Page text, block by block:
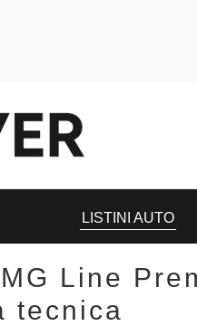
LISTINI AUTO
Line
tecnica